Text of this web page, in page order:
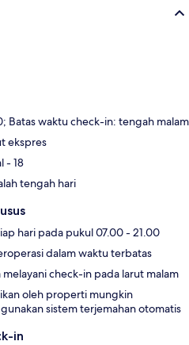
Batas waktu check-in: tengah malam
ekspres
- 18
tengah hari
hari pada pukul 07.00 - 21.00
dalam waktu terbatas
check-in pada larut malam
oleh properti mungkin
sistem terjemahan otomatis
in